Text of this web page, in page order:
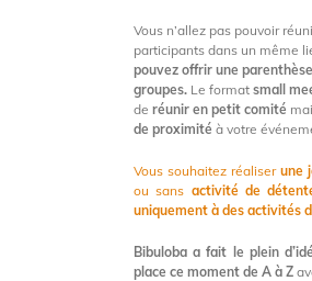
Vous n’allez pas pouvoir
participants dans un même
pouvez offrir une
groupes. Le format small
de réunir en petit comité
de proximité à votre
Vous souhaitez réaliser une
ou sans activité de
uniquement à des activités
Bibuloba a fait le plein
place ce moment de A à Z